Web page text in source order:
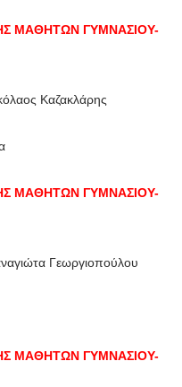
ΜΑΘΗΤΩΝ ΓΥΜΝΑΣΙΟΥ-
Καζακλάρης
ΜΑΘΗΤΩΝ ΓΥΜΝΑΣΙΟΥ-
Γεωργιοπούλου
ΜΑΘΗΤΩΝ ΓΥΜΝΑΣΙΟΥ-